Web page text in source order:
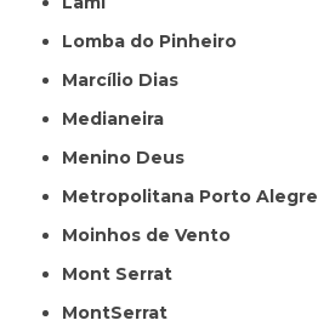
Lomba do Pinheiro
Marcílio Dias
Medianeira
Menino Deus
Metropolitana Porto Alegre
Moinhos de Vento
Mont Serrat
MontSerrat